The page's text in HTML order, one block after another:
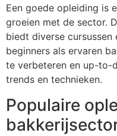
Een goede opleiding is
groeien met de sector.
biedt diverse cursussen
beginners als ervaren
te verbeteren en up-to-
trends en technieken.
Populaire